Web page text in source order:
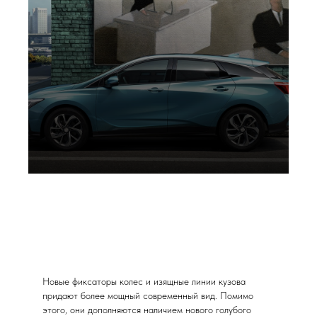
Новые фиксаторы колес и изящные линии кузова
придают более мощный современный вид. Помимо
этого, они дополняются наличием нового голубого